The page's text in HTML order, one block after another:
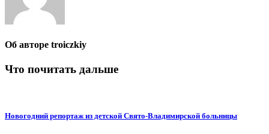
Об авторе troiczkiy
Что почитать дальше
Новогодний репортаж из детской Свято-Владимирской больницы